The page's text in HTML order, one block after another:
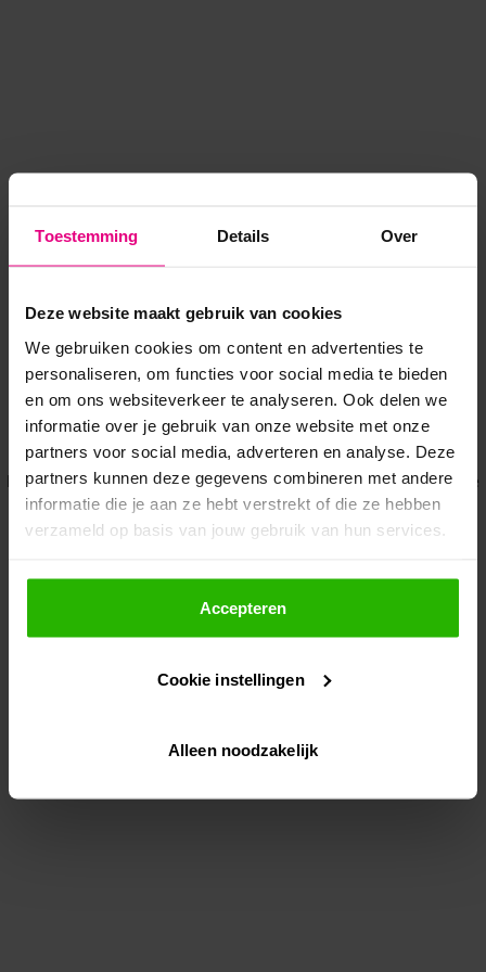
Toestemming Details Over
Deze website maakt gebruik van cookies
We gebruiken cookies om content en advertenties te
personaliseren, om functies voor social media te bieden
en om ons websiteverkeer te analyseren. Ook delen we
informatie over je gebruik van onze website met onze
partners voor social media, adverteren en analyse. Deze
partners kunnen deze gegevens combineren met andere
informatie die je aan ze hebt verstrekt of die ze hebben
verzameld op basis van jouw gebruik van hun services.
Als je op "Accepteer" klikt, dan geef je Voordeeluitjes.nl
toestemming om cookies voor social media en
gepersonaliseerde advertenties te plaatsen.
Lees hier meer over in onsprivacybeleid
Via "Cookie instellingen" kun je ook zelf instellen welke
Accepteren
Cookie instellingen
Alleen noodzakelijk
Application error: a client-side exception has occurred while
loadingwww.voordeeluitjes.nl (see the browser console for more
information).